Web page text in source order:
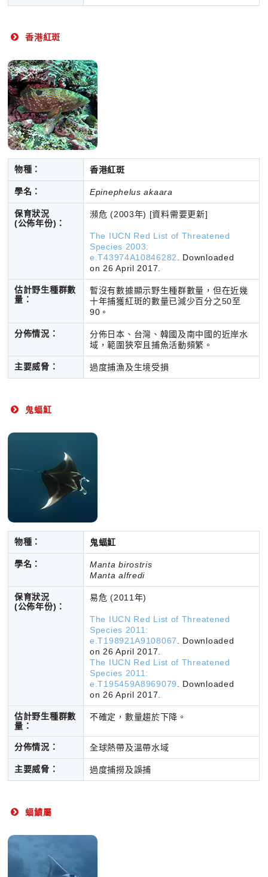
香港紅斑
物種： 香港紅斑
學名： Epinephelus akaara
保育狀況
(公佈年份)：
瀕危 (2003年) [資料需要更新]
The IUCN Red List of Threatened
Species 2003:
e.T43974A10846282
Downloaded
on 26 April 2017.
估計野生種群數
量：
暫沒有數據顯示野生種群數量，但在近幾
十年捕獲紅斑的數量已減少百分之50至
90。
分佈情況：
分佈日本、台灣、韓國及南中國的近岸水
域，範圍狹窄且捕魚活動頻繁。
主要威脅： 過度捕漁及生境受損
鬼蝠魟
物種： 鬼蝠魟
學名：
Manta birostris
Manta alfredi
保育狀況
(公佈年份)：
易危 (2011年)
The IUCN Red List of Threatened
Species 2011:
e.T198921A9108067
. Downloaded
on 26 April 2017.
The IUCN Red List of Threatened
Species 2011:
e.T195459A8969079
. Downloaded
on 26 April 2017.
估計野生種群數
量：
不確定，數量趨於下降。
分佈情況： 全球熱帶及溫帶水域
主要威脅： 過度捕撈及誤捕
蝠鱝屬